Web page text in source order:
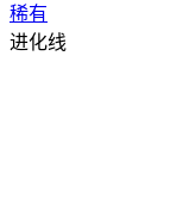
稀有
进化线